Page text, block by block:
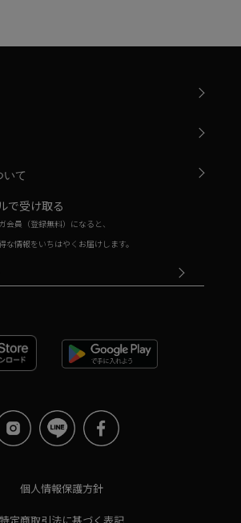
いて
で受け取る
会員（登録無料）になると、
な情報をいちはやくお届けします。
個人情報保護方針